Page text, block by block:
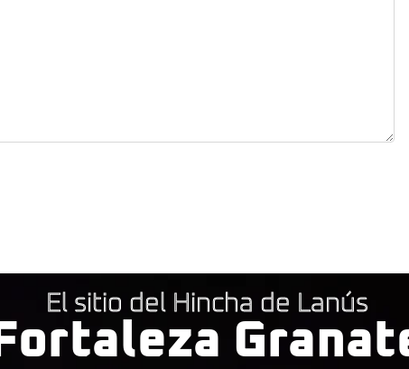
El sitio del Hincha de Lanús
Fortaleza